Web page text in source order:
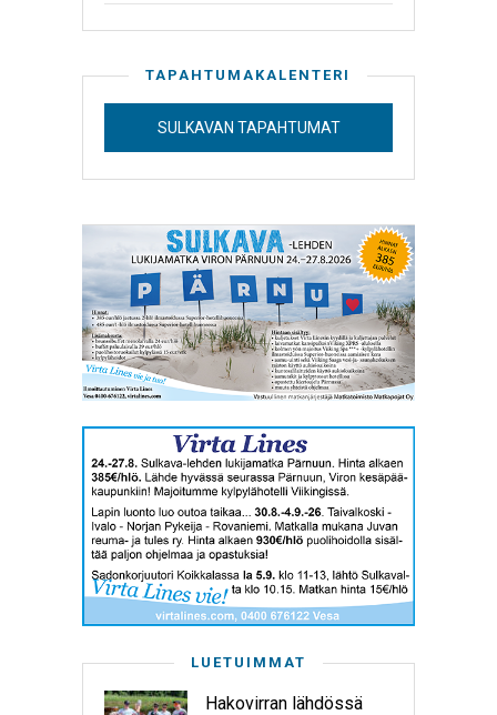
TAPAHTUMAKALENTERI
SULKAVAN TAPAHTUMAT
LUETUIMMAT
Hakovirran lähdössä